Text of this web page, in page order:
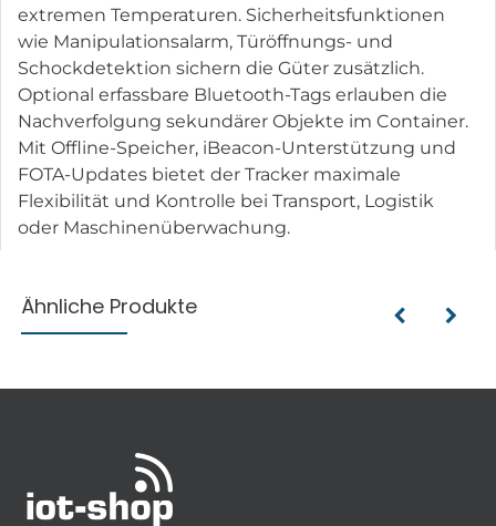
extremen Temperaturen. Sicherheitsfunktionen
wie Manipulationsalarm, Türöffnungs- und
Schockdetektion sichern die Güter zusätzlich.
Optional erfassbare Bluetooth-Tags erlauben die
Nachverfolgung sekundärer Objekte im Container.
Mit Offline-Speicher, iBeacon-Unterstützung und
FOTA-Updates bietet der Tracker maximale
Flexibilität und Kontrolle bei Transport, Logistik
oder Maschinenüberwachung.
Ähnliche Produkte